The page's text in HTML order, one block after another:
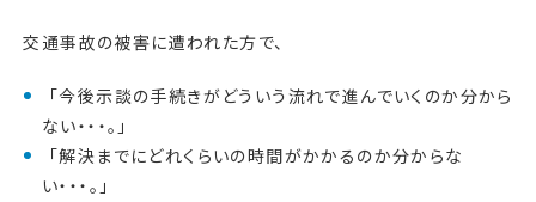
交通事故の被害に遭われた方で、
「今後示談の手続きがどういう流れで進んでいくのか分から
ない・・・。」
「解決までにどれくらいの時間がかかるのか分からな
い・・・。」